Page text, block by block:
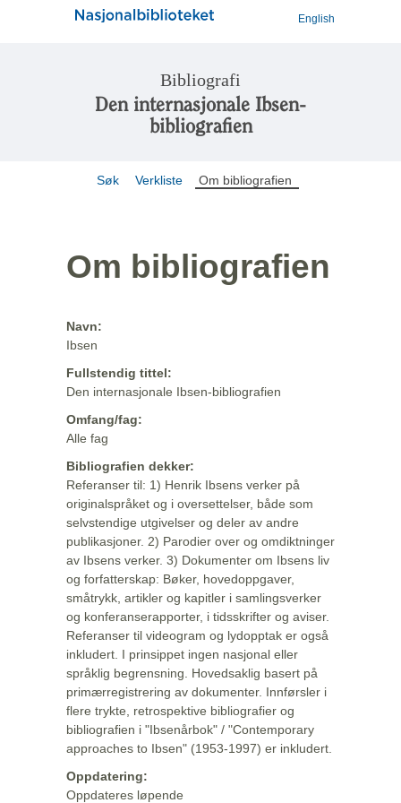
English
Bibliografi
Den internasjonale Ibsen-
bibliografien
Søk Verkliste Om bibliografien
Om bibliografien
Navn:
Ibsen
Fullstendig tittel:
Den internasjonale Ibsen-bibliografien
Omfang/fag:
Alle fag
Bibliografien dekker:
Referanser til: 1) Henrik Ibsens verker på
originalspråket og i oversettelser, både som
selvstendige utgivelser og deler av andre
publikasjoner. 2) Parodier over og omdiktninger
av Ibsens verker. 3) Dokumenter om Ibsens liv
og forfatterskap: Bøker, hovedoppgaver,
småtrykk, artikler og kapitler i samlingsverker
og konferanserapporter, i tidsskrifter og aviser.
Referanser til videogram og lydopptak er også
inkludert. I prinsippet ingen nasjonal eller
språklig begrensning. Hovedsaklig basert på
primærregistrering av dokumenter. Innførsler i
flere trykte, retrospektive bibliografier og
bibliografien i "Ibsenårbok" / "Contemporary
approaches to Ibsen" (1953-1997) er inkludert.
Oppdatering:
Oppdateres løpende